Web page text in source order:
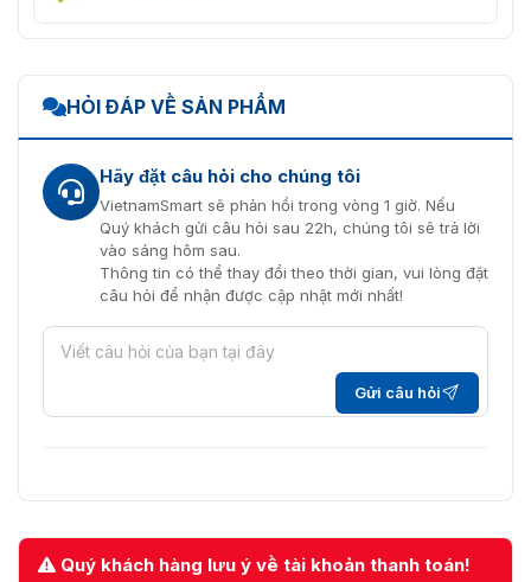
H.264
Hồ sơ cơ sở/Hồ sơ chính/Hồ sơ cao
H.265
Hồ sơ chính
Kiểm soát
tốc độ bit
CBR/VBR
thể mở
Mã hóa H.264 và H.265
Nén âm
G.711/G.722.1/G.726/MP2L2/PCM/MP3/AAC-
HỎI ĐÁP VỀ SẢN PHẨM
Hãy đặt câu hỏi cho chúng tôi
VietnamSmart sẽ phản hồi trong vòng 1 giờ. Nếu
Quý khách gửi câu hỏi sau 22h, chúng tôi sẽ trả lời
vào sáng hôm sau.
Thông tin có thể thay đổi theo thời gian, vui lòng đặt
câu hỏi để nhận được cập nhật mới nhất!
Gửi câu hỏi
Quý khách hàng lưu ý về tài khoản thanh toán!